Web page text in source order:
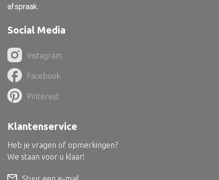
Pilaar
Pot
Dienblad
Mand
Roomdevider
afspraak.
Social Media
Instagram
Facebook
Pinterest
Klantenservice
Heb je vragen of opmerkingen?
We staan voor u klaar!